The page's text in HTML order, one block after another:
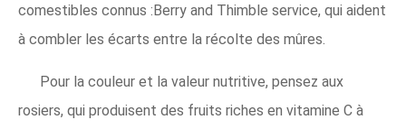
comestibles connus :Berry and Thimble service, qui aident
à combler les écarts entre la récolte des mûres.
Pour la couleur et la valeur nutritive, pensez aux
rosiers, qui produisent des fruits riches en vitamine C à